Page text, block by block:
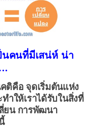
นคนที่มีเสน่ห์ น่า
คือ จุดเริ่มต้นแห่ง
ำให้เราได้รับในสิ่งที่
ยน การพัฒนา